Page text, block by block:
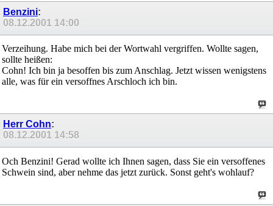
Benzini:
08.12.2001 14:00
Verzeihung. Habe mich bei der Wortwahl vergriffen. Wollte sagen,
sollte heißen:
Cohn! Ich bin ja besoffen bis zum Anschlag. Jetzt wissen wenigstens
alle, was für ein versoffnes Arschloch ich bin.
Herr Cohn:
08.12.2001 14:58
Och Benzini! Gerad wollte ich Ihnen sagen, dass Sie ein versoffenes
Schwein sind, aber nehme das jetzt zurück. Sonst geht's wohlauf?